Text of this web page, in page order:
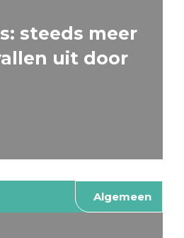
steeds meer
uit door
Algemeen